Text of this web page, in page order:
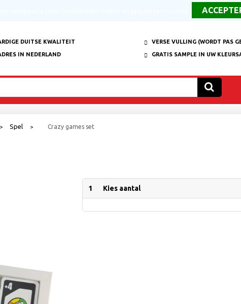
DUITSE KWALITEIT VERSE VULLING (WORDT PAS
IN NEDERLAND GRATIS SAMPLE IN UW
> Spel > Crazy games set
1 Kies aantal